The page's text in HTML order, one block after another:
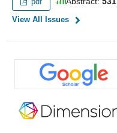
View All Issues